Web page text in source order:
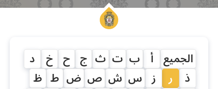
الجميع أ ب ت ث ج ح خ د
ذ ر ز س ش ص ض ط ظ